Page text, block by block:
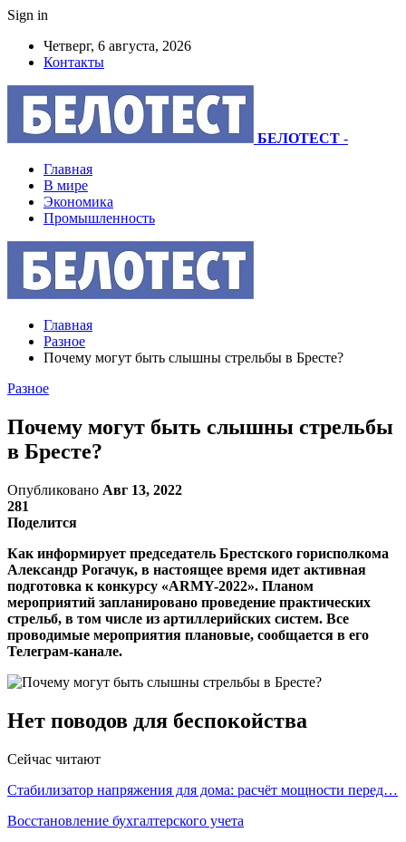
Sign in
Четверг, 6 августа, 2026
Контакты
БЕЛОТЕСТ -
Главная
В мире
Экономика
Промышленность
Главная
Разное
Почему могут быть слышны стрельбы в Бресте?
Разное
Почему могут быть слышны стрельбы
в Бресте?
Опубликовано Авг 13, 2022
281
Поделится
Как информирует председатель Брестского горисполкома
Александр Рогачук, в настоящее время идет активная
подготовка к конкурсу «ARMY-2022». Планом
мероприятий запланировано проведение практических
стрельб, в том числе из артиллерийских систем. Все
проводимые мероприятия плановые, сообщается в его
Телеграм-канале.
Нет поводов для беспокойства
Сейчас читают
Стабилизатор напряжения для дома: расчёт мощности перед…
Восстановление бухгалтерского учета